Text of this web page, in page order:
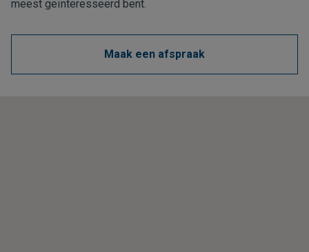
meest geïnteresseerd bent.
Maak een afspraak